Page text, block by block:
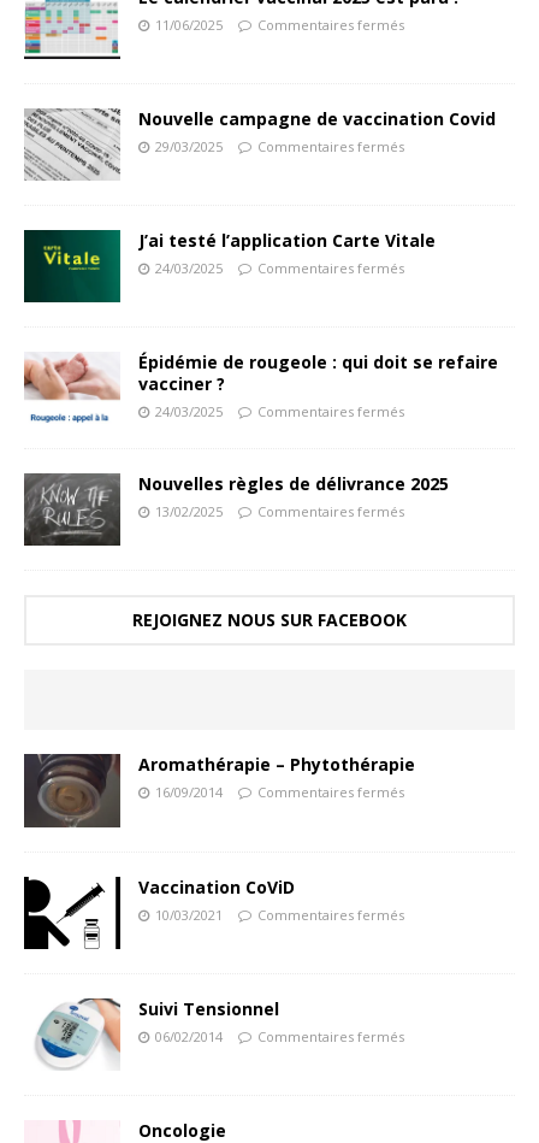
11/06/2025 Commentaires fermés
Nouvelle campagne de vaccination Covid
29/03/2025 Commentaires fermés
J’ai testé l’application Carte Vitale
24/03/2025 Commentaires fermés
Épidémie de rougeole : qui doit se refaire
vacciner ?
24/03/2025 Commentaires fermés
Nouvelles règles de délivrance 2025
13/02/2025 Commentaires fermés
REJOIGNEZ NOUS SUR FACEBOOK
Aromathérapie – Phytothérapie
16/09/2014 Commentaires fermés
Vaccination CoViD
10/03/2021 Commentaires fermés
Suivi Tensionnel
06/02/2014 Commentaires fermés
Oncologie